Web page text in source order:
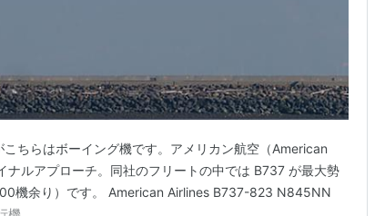
ちらはボーイング機です。アメリカン航空（American
ナルアプローチ。同社のフリートの中では B737 が最大勢
機余り）です。 American Airlines B737-823 N845NN